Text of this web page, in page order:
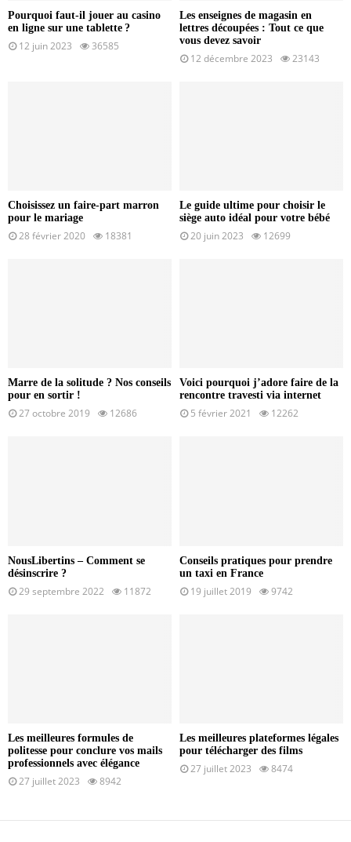
Pourquoi faut-il jouer au casino
en ligne sur une tablette ?
12 juin 2023 36585
Les enseignes de magasin en
lettres découpées : Tout ce que
vous devez savoir
12 décembre 2023 23143
Choisissez un faire-part marron
pour le mariage
28 février 2020 18381
Le guide ultime pour choisir le
siège auto idéal pour votre bébé
20 juin 2023 12699
Marre de la solitude ? Nos conseils
pour en sortir !
27 octobre 2019 12686
Voici pourquoi j’adore faire de la
rencontre travesti via internet
5 février 2021 12262
NousLibertins – Comment se
désinscrire ?
29 septembre 2022 11872
Conseils pratiques pour prendre
un taxi en France
19 juillet 2019 9742
Les meilleures formules de
politesse pour conclure vos mails
professionnels avec élégance
27 juillet 2023 8942
Les meilleures plateformes légales
pour télécharger des films
27 juillet 2023 8474